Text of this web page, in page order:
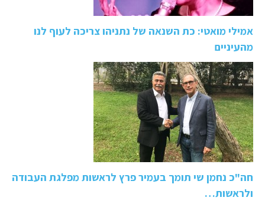
אמילי מואטי: כת השנאה של נתניהו צריכה לעוף לנו
מהעיניים
חה"כ נחמן שי תומך בעמיר פרץ לראשות מפלגת העבודה
ולראשות…